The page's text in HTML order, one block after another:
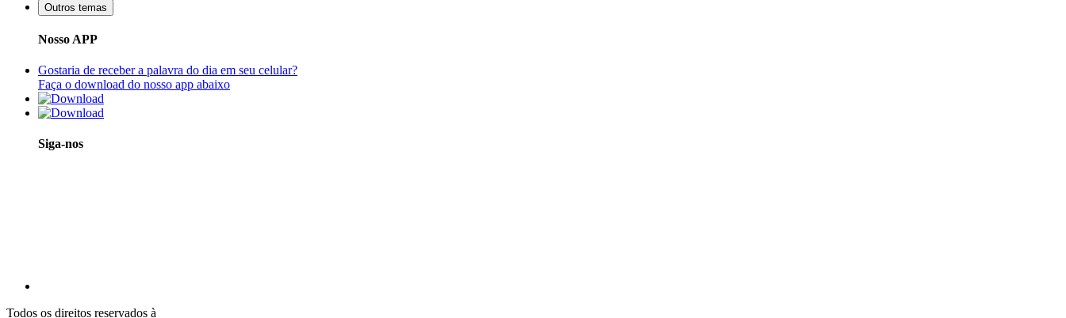
Outros temas
Nosso APP
Gostaria de receber a palavra do dia em seu celular?
Faça o download do nosso app abaixo
Siga-nos
Todos os direitos reservados à